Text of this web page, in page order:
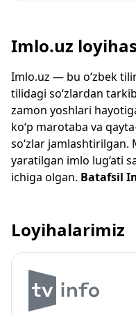
Imlo.uz
Imlo.uz — bu o‘zbek
tilidagi so‘zlardan
zamon yoshlari
ko‘p marotaba va
so‘zlar jamlashtirilgan.
yaratilgan imlo lug‘ati
ichiga olgan. Batafsil
Loyihalarimiz